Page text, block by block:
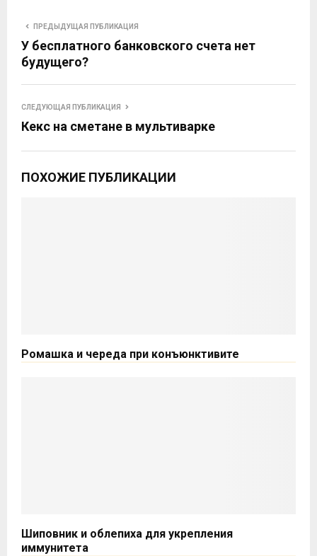
ПРЕДЫДУЩАЯ ПУБЛИКАЦИЯ
У бесплатного банковского счета нет
будущего?
СЛЕДУЮЩАЯ ПУБЛИКАЦИЯ
Кекс на сметане в мультиварке
ПОХОЖИЕ ПУБЛИКАЦИИ
Ромашка и череда при конъюнктивите
Шиповник и облепиха для укрепления
иммунитета